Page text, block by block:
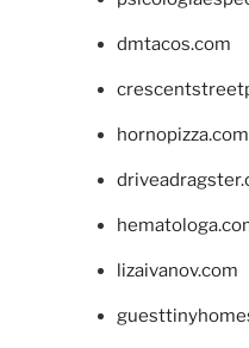
dmtacos.com
hornopizza.com
lizaivanov.com